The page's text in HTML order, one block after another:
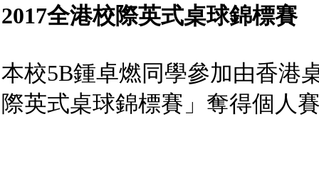
2017全港校際英式桌球錦標賽
本校5B鍾卓燃同學參加由香港
際英式桌球錦標賽」奪得個人